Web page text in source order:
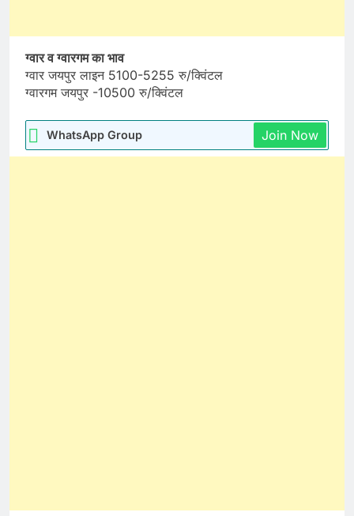
ग्वार व ग्वारगम का भाव
ग्वार जयपुर लाइन 5100-5255 रु/क्विंटल
ग्वारगम जयपुर -10500 रु/क्विंटल
WhatsApp Group Join Now